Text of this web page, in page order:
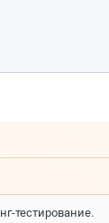
тестирование.